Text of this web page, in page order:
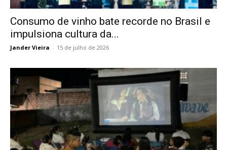
Consumo de vinho bate recorde no Brasil e
impulsiona cultura da...
Jander Vieira - 15 de julho de 2026